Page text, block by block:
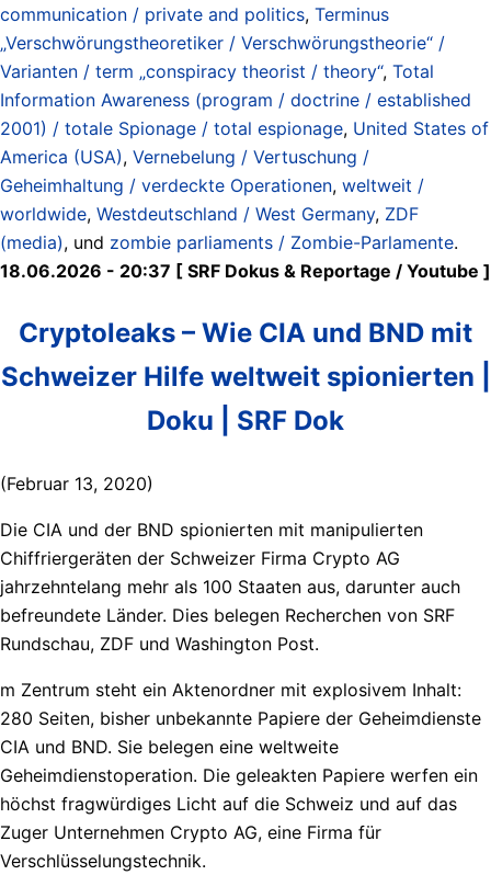
communication / private and politics, Terminus
„Verschwörungstheoretiker / Verschwörungstheorie“ /
Varianten / term „conspiracy theorist / theory“, Total
Information Awareness (program / doctrine / established
2001) / totale Spionage / total espionage, United States of
America (USA), Vernebelung / Vertuschung /
Geheimhaltung / verdeckte Operationen, weltweit /
worldwide, Westdeutschland / West Germany, ZDF
(media), und zombie parliaments / Zombie-Parlamente.
18.06.2026 - 20:37 [ SRF Dokus & Reportage / Youtube ]
Cryptoleaks – Wie CIA und BND mit
Schweizer Hilfe weltweit spionierten |
Doku | SRF Dok
(Februar 13, 2020)
Die CIA und der BND spionierten mit manipulierten
Chiffriergeräten der Schweizer Firma Crypto AG
jahrzehntelang mehr als 100 Staaten aus, darunter auch
befreundete Länder. Dies belegen Recherchen von SRF
Rundschau, ZDF und Washington Post.
m Zentrum steht ein Aktenordner mit explosivem Inhalt:
280 Seiten, bisher unbekannte Papiere der Geheimdienste
CIA und BND. Sie belegen eine weltweite
Geheimdienstoperation. Die geleakten Papiere werfen ein
höchst fragwürdiges Licht auf die Schweiz und auf das
Zuger Unternehmen Crypto AG, eine Firma für
Verschlüsselungstechnik.